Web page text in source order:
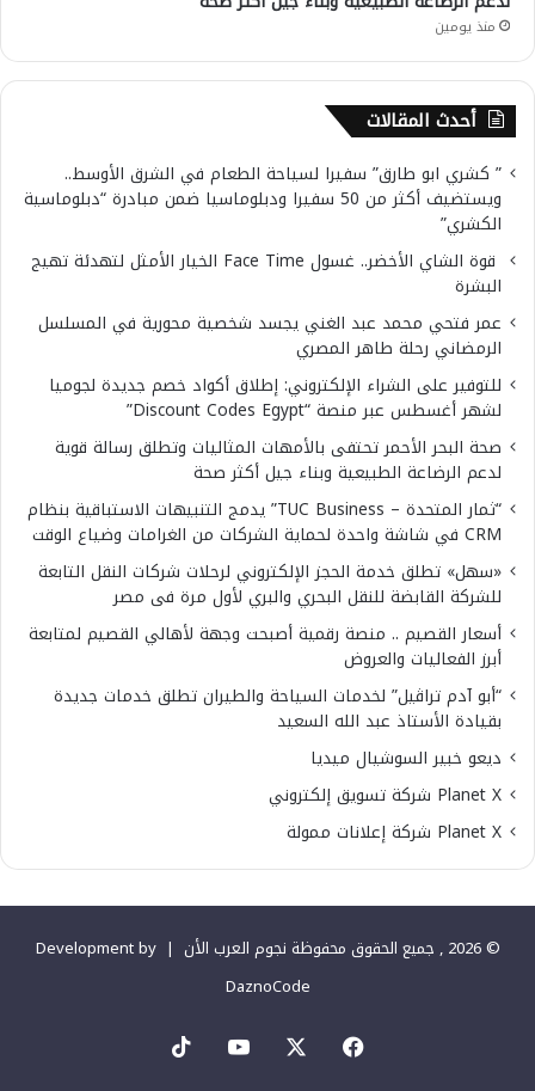
منذ يومين
أحدث المقالات
” كشري ابو طارق” سفيرا لسياحة الطعام في الشرق الأوسط..
ويستضيف أكثر من 50 سفيرا ودبلوماسيا ضمن مبادرة “دبلوماسية
الكشري”
قوة الشاي الأخضر.. غسول Face Time الخيار الأمثل لتهدئة تهيج
البشرة
عمر فتحي محمد عبد الغني يجسد شخصية محورية في المسلسل
الرمضاني رحلة طاهر المصري
للتوفير على الشراء الإلكتروني: إطلاق أكواد خصم جديدة لجوميا
لشهر أغسطس عبر منصة “Discount Codes Egypt”
صحة البحر الأحمر تحتفى بالأمهات المثاليات وتطلق رسالة قوية
لدعم الرضاعة الطبيعية وبناء جيل أكثر صحة
“ثمار المتحدة – TUC Business” يدمج التنبيهات الاستباقية بنظام
CRM في شاشة واحدة لحماية الشركات من الغرامات وضياع الوقت
«سهل» تطلق خدمة الحجز الإلكتروني لرحلات شركات النقل التابعة
للشركة القابضة للنقل البحري والبري لأول مرة فى مصر
أسعار القصيم .. منصة رقمية أصبحت وجهة لأهالي القصيم لمتابعة
أبرز الفعاليات والعروض
“أبو آدم تراڤيل” لخدمات السياحة والطيران تطلق خدمات جديدة
بقيادة الأستاذ عبد الله السعيد
ديعو خبير السوشيال ميديا
Planet X شركة تسويق إلكتروني
Planet X شركة إعلانات ممولة
© 2026 , جميع الحقوق محفوظة نجوم العرب الأن |
Development by
DaznoCode
فيسبوك ‫YouTube